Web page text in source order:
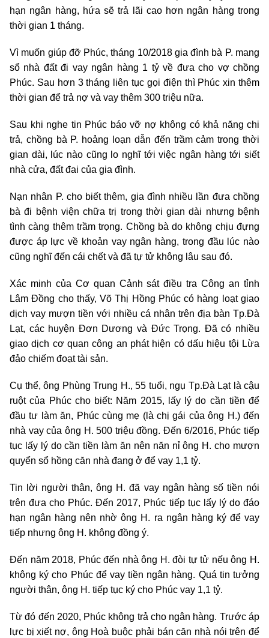
hạn ngân hàng, hứa sẽ trả lãi cao hơn ngân hàng trong
thời gian 1 tháng.
Vì muốn giúp đỡ Phúc, tháng 10/2018 gia đình bà P. mang
sổ nhà đất đi vay ngân hàng 1 tỷ về đưa cho vợ chồng
Phúc. Sau hơn 3 tháng liên tục gọi điện thì Phúc xin thêm
thời gian để trả nợ và vay thêm 300 triệu nữa.
Sau khi nghe tin Phúc báo vỡ nợ không có khả năng chi
trả, chồng bà P. hoảng loạn dẫn đến trầm cảm trong thời
gian dài, lúc nào cũng lo nghĩ tới việc ngân hàng tới siết
nhà cửa, đất đai của gia đình.
Nạn nhân P. cho biết thêm, gia đình nhiều lần đưa chồng
bà đi bệnh viện chữa trị trong thời gian dài nhưng bệnh
tình càng thêm trầm trọng. Chồng bà do không chịu đựng
được áp lực về khoản vay ngân hàng, trong đầu lúc nào
cũng nghĩ đến cái chết và đã tự tử không lâu sau đó.
Xác minh của Cơ quan Cảnh sát điều tra Công an tỉnh
Lâm Đồng cho thấy, Võ Thị Hồng Phúc có hàng loạt giao
dịch vay mượn tiền với nhiều cá nhân trên địa bàn Tp.Đà
Lạt, các huyện Đơn Dương và Đức Trọng. Đã có nhiều
giao dịch cơ quan công an phát hiện có dấu hiệu tội Lừa
đảo chiếm đoạt tài sản.
Cụ thể, ông Phùng Trung H., 55 tuổi, ngụ Tp.Đà Lạt là cậu
ruột của Phúc cho biết: Năm 2015, lấy lý do cần tiền để
đầu tư làm ăn, Phúc cùng mẹ (là chị gái của ông H.) đến
nhà vay của ông H. 500 triệu đồng. Đến 6/2016, Phúc tiếp
tục lấy lý do cần tiền làm ăn nên năn nỉ ông H. cho mượn
quyển sổ hồng căn nhà đang ở để vay 1,1 tỷ.
Tin lời người thân, ông H. đã vay ngân hàng số tiền nói
trên đưa cho Phúc. Đến 2017, Phúc tiếp tục lấy lý do đáo
hạn ngân hàng nên nhờ ông H. ra ngân hàng ký để vay
tiếp nhưng ông H. không đồng ý.
Đến năm 2018, Phúc đến nhà ông H. đòi tự tử nếu ông H.
không ký cho Phúc để vay tiền ngân hàng. Quá tin tưởng
người thân, ông H. tiếp tục ký cho Phúc vay 1,1 tỷ.
Từ đó đến 2020, Phúc không trả cho ngân hàng. Trước áp
lực bị xiết nợ, ông Hoà buộc phải bán căn nhà nói trên để